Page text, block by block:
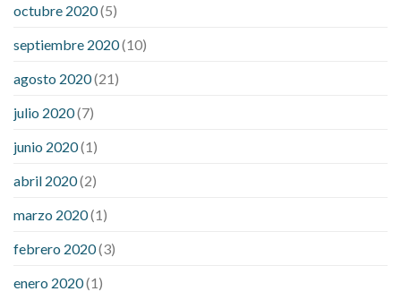
octubre 2020(5)
septiembre 2020(10)
agosto 2020(21)
julio 2020(7)
junio 2020(1)
abril 2020(2)
marzo 2020(1)
febrero 2020(3)
enero 2020(1)